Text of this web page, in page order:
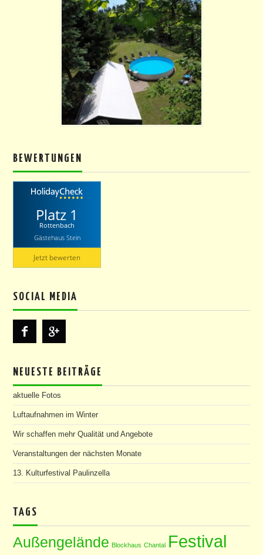
BEWERTUNGEN
Platz 1
Rottenbach
Gästehaus Stein
Jetzt bewerten
SOCIAL MEDIA
NEUESTE BEITRÄGE
aktuelle Fotos
Luftaufnahmen im Winter
Wir schaffen mehr Qualität und Angebote
Veranstaltungen der nächsten Monate
13. Kulturfestival Paulinzella
TAGS
Außengelände Blockhaus Chantal Festival